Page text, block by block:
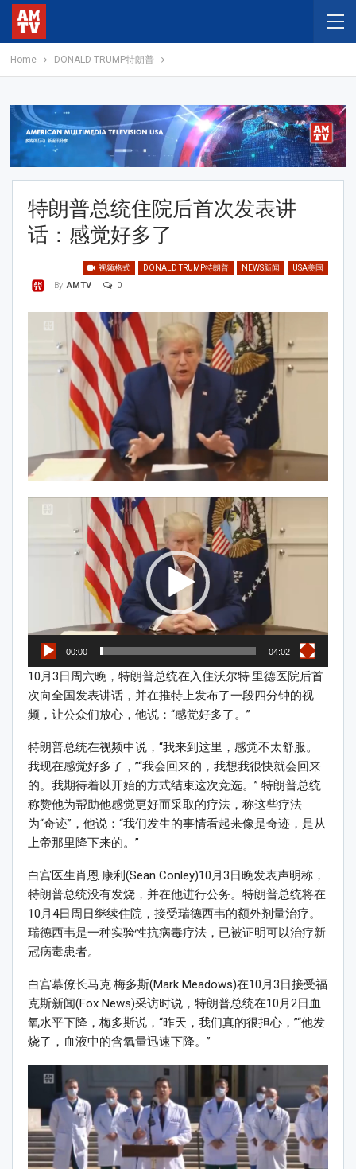
Home DONALD TRUMP特朗普
特朗普总统住院后首次发表讲
话：感觉好多了
视频格式 DONALD TRUMP特朗普 NEWS新闻 USA美国
By AMTV 0
Video
00:00 04:02
10月3日周六晚，特朗普总统在入住沃尔特·里德医院后首
次向全国发表讲话，并在推特上发布了一段四分钟的视
频，让公众们放心，他说：“感觉好多了。”
特朗普总统在视频中说，“我来到这里，感觉不太舒服。
我现在感觉好多了，”“我会回来的，我想我很快就会回来
的。我期待着以开始的方式结束这次竞选。” 特朗普总统
称赞他为帮助他感觉更好而采取的疗法，称这些疗法
为“奇迹”，他说：“我们发生的事情看起来像是奇迹，是从
上帝那里降下来的。”
白宫医生肖恩·康利(Sean Conley)10月3日晚发表声明称，
特朗普总统没有发烧，并在他进行公务。特朗普总统将在
10月4日周日继续住院，接受瑞德西韦的额外剂量治疗。
瑞德西韦是一种实验性抗病毒疗法，已被证明可以治疗新
冠病毒患者。
白宫幕僚长马克·梅多斯(Mark Meadows)在10月3日接受福
克斯新闻(Fox News)采访时说，特朗普总统在10月2日血
氧水平下降，梅多斯说，“昨天，我们真的很担心，”“他发
烧了，血液中的含氧量迅速下降。”